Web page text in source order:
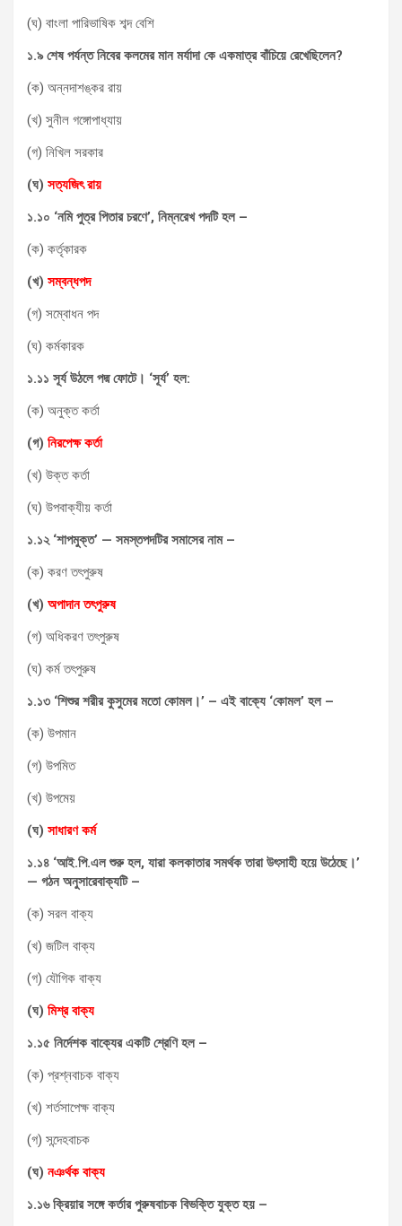
(ঘ) বাংলা পারিভাষিক শব্দ বেশি
১.৯ শেষ পর্যন্ত নিবের কলমের মান মর্যাদা কে একমাত্র বাঁচিয়ে রেখেছিলেন?
(ক) অন্নদাশঙ্কর রায়
(খ) সুনীল গঙ্গোপাধ্যায়
(গ) নিখিল সরকার
(ঘ) সত্যজিৎ রায়
১.১০ ‘নমি পুত্র পিতার চরণে’, নিম্নরেখ পদটি হল–
(ক) কর্তৃকারক
(খ) সম্বন্ধপদ
(গ) সম্বোধন পদ
(ঘ) কর্মকারক
১.১১ সূর্য উঠলে পদ্ম ফোটে। ‘সূর্য’ হল:
(ক) অনুক্ত কর্তা
(গ) নিরপেক্ষ কর্তা
(খ) উক্ত কর্তা
(ঘ) উপবাক্যীয় কর্তা
১.১২‘শাপমুক্ত’ — সমস্তপদটির সমাসের নাম–
(ক) করণ তৎপুরুষ
(খ) অপাদান তৎপুরুষ
(গ) অধিকরণ তৎপুরুষ
(ঘ) কর্ম তৎপুরুষ
১.১৩ ‘শিশুর শরীর কুসুমের মতো কোমল।’ – এই বাক্যে ‘কোমল’ হল–
(ক) উপমান
(গ) উপমিত
(খ) উপমেয়
(ঘ) সাধারণ কর্ম
১.১৪ ‘আই.পি.এল শুরু হল, যারা কলকাতার সমর্থক তারা উৎসাহী হয়ে উঠেছে।’
— গঠন অনুসারেবাক্যটি–
(ক) সরল বাক্য
(খ) জটিল বাক্য
(গ) যৌগিক বাক্য
(ঘ) মিশ্র বাক্য
১.১৫ নির্দেশক বাক্যের একটি শ্রেণি হল–
(ক) প্রশ্নবাচক বাক্য
(খ) শর্তসাপেক্ষ বাক্য
(গ) সন্দেহবাচক
(ঘ) নঞর্থক বাক্য
১.১৬ ক্রিয়ার সঙ্গে কর্তার পুরুষবাচক বিভক্তি যুক্ত হয় –